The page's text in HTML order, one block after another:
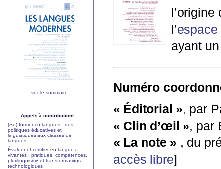
l’espace
ayant
Numéro
« Éditorial », par
« Clin d’œil », par
« La note » , du
accès libre]
voir le sommaire
Appels à contributions :
(Se) former en langues : des
politiques éducatives et
linguistiques aux classes de
langues
Évaluer et certifier en langues
vivantes : pratiques, compétences,
plurilinguisme et transformations
technologiques